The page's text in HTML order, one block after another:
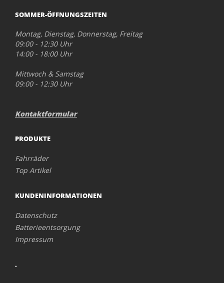
SOMMER-ÖFFNUNGSZEITEN
Montag, Dienstag, Donnerstag, Freitag
09:00 - 12:30 Uhr
14:00 - 18:00 Uhr
Mittwoch & Samstag
09:00 - 12:30 Uhr
Kontaktformular
PRODUKTE
Fahrräder
Top Artikel
KUNDENINFORMATIONEN
Datenschutz
Batterieentsorgung
Impressum
.